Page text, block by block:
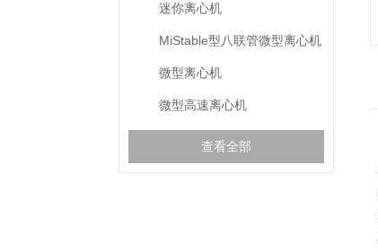
迷你离心机
MiStable型八联管微型离心机
微型离心机
微型高速离心机
查看全部